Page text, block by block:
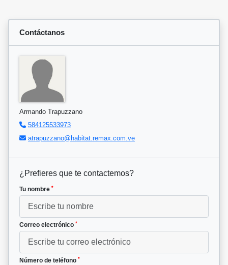
Contáctanos
Armando Trapuzzano
584125533973
atrapuzzano@habitat.remax.com.ve
¿Prefieres que te contactemos?
Tu nombre *
Correo electrónico *
Número de teléfono *